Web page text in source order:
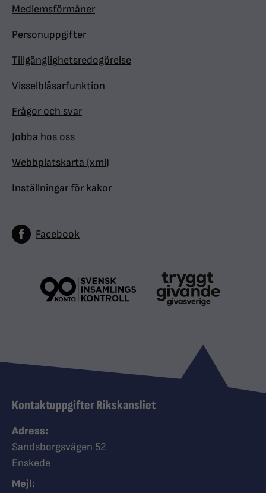
Medlemsförmåner
Personuppgifter
Tillgänglighetsredogörelse
Visselblåsarfunktion
Frågor och svar
Jobba hos oss
Webbplatskarta (xml)
Inställningar för kakor
Facebook
Kontaktuppgifter Rikskansliet
Adress:
Sandsborgsvägen 52
Enskede
Mejl: